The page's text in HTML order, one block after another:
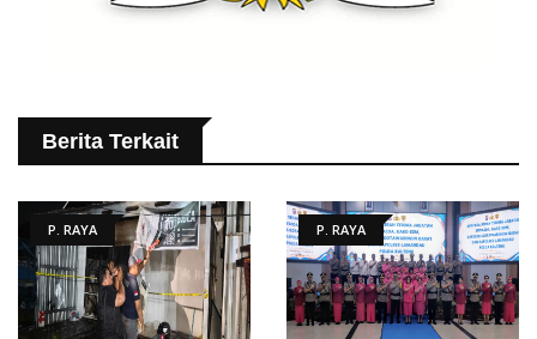
Berita Terkait
P. RAYA P. RAYA